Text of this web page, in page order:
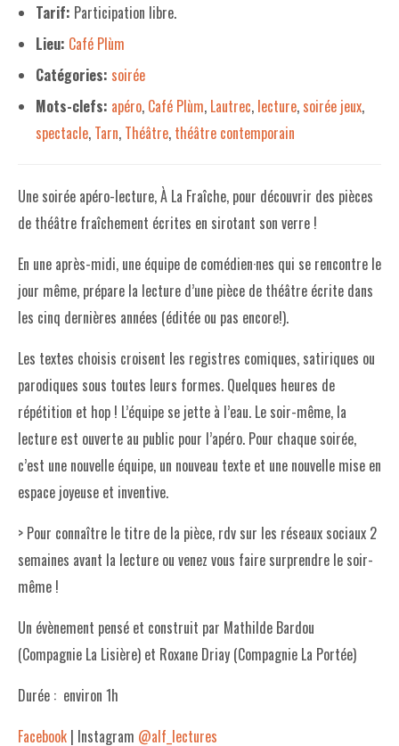
NOS FOURNISSEUR·EUSE·S
LA LIBRAIRIE
UNE LIBRAIRIE INDÉPENDANTE
COMMANDER UN LIVRE
INFOS & ACCESSIBILITÉ
Tarif: Participation libre.
Lieu: Café Plùm
Catégories: soirée
Mots-clefs: apéro, Café Plùm, Lautrec, lecture, soirée jeux,
spectacle, Tarn, Théâtre, théâtre contemporain
Une soirée apéro-lecture, À La Fraîche, pour découvrir des pièces
de théâtre fraîchement écrites en sirotant son verre !
En une après-midi, une équipe de comédien·nes qui se rencontre le
jour même, prépare la lecture d’une pièce de théâtre écrite dans
les cinq dernières années (éditée ou pas encore!).
Les textes choisis croisent les registres comiques, satiriques ou
parodiques sous toutes leurs formes. Quelques heures de
répétition et hop ! L’équipe se jette à l’eau. Le soir-même, la
lecture est ouverte au public pour l’apéro. Pour chaque soirée,
c’est une nouvelle équipe, un nouveau texte et une nouvelle mise en
espace joyeuse et inventive.
> Pour connaître le titre de la pièce, rdv sur les réseaux sociaux 2
semaines avant la lecture ou venez vous faire surprendre le soir-
même !
Un évènement pensé et construit par Mathilde Bardou
(Compagnie La Lisière) et Roxane Driay (Compagnie La Portée)
Durée : environ 1h
Facebook | Instagram @alf_lectures